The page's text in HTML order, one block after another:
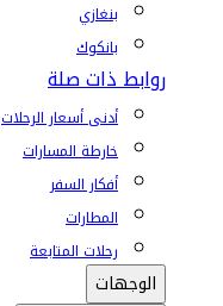
بنغازي
بانكوك
روابط ذات صلة
أدنى أسعار الرحلات
خارطة المسارات
أفكار السفر
المطارات
رحلات المتابعة
الوجهات